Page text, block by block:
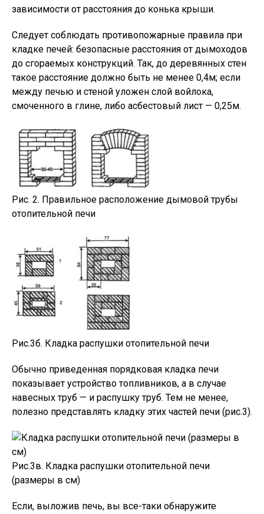
зависимости от расстояния до конька крыши.
Следует соблюдать противопожарные правила при
кладке печей: безопасные расстояния от дымоходов
до сгораемых конструкций. Так, до деревянных стен
такое расстояние должно быть не менее 0,4м; если
между печью и стеной уложен слой войлока,
смоченного в глине, либо асбестовый лист — 0,25м.
Рис. 2. Правильное расположение дымовой трубы
отопительной печи
Рис.3б. Кладка распушки отопительной печи
Обычно приведенная порядковая кладка печи
показывает устройство топливников, а в случае
навесных труб — и распушку труб. Тем не менее,
полезно представлять кладку этих частей печи (рис.3).
Рис.3в. Кладка распушки отопительной печи
(размеры в см)
Если, выложив печь, вы все-таки обнаружите